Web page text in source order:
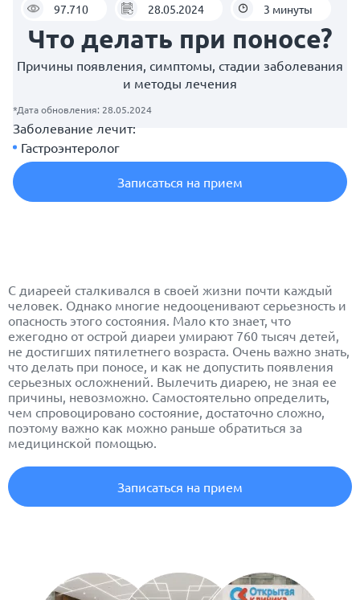
97.710 28.05.2024 3 минуты
Что делать при поносе?
Причины появления, симптомы, стадии заболевания
и методы лечения
*Дата обновления: 28.05.2024
Заболевание лечит:
Гастроэнтеролог
Записаться на прием
С диареей сталкивался в своей жизни почти каждый
человек. Однако многие недооценивают серьезность и
опасность этого состояния. Мало кто знает, что
ежегодно от острой диареи умирают 760 тысяч детей,
не достигших пятилетнего возраста. Очень важно знать,
что делать при поносе, и как не допустить появления
серьезных осложнений. Вылечить диарею, не зная ее
причины, невозможно. Самостоятельно определить,
чем спровоцировано состояние, достаточно сложно,
поэтому важно как можно раньше обратиться за
медицинской помощью.
Записаться на прием